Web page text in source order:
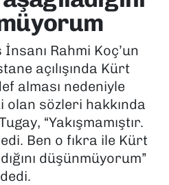
Rahmi Koç’un
açılışında Kürt
alması nedeniyle
olan sözleri hakkında
“Yakışmamıştır.
Ben o fıkra ile Kürt
düşünmüyorum”
dedi.